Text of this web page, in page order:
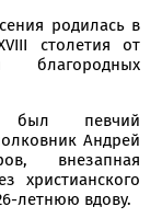
родилась в
столетия от
благородных
был певчий
Андрей
внезапная
христианского
летнюю вдову.